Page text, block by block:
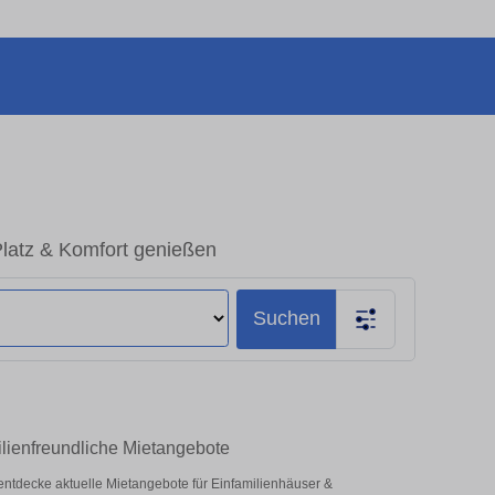
& Komfort genießen
Suchen
Mietangebote
aktuelle Mietangebote für Einfamilienhäuser &